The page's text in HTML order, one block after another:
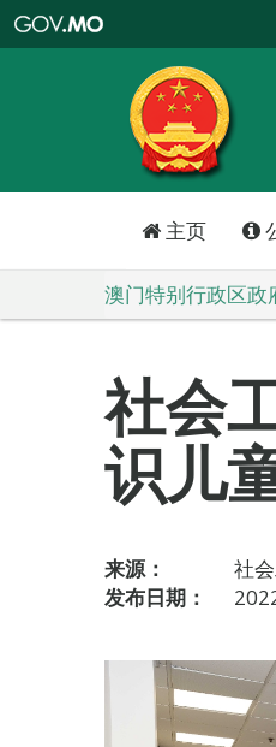
特
政
区
政
口
主页
澳门特别行政区政
社会
识儿
来源：
社
发布日期：